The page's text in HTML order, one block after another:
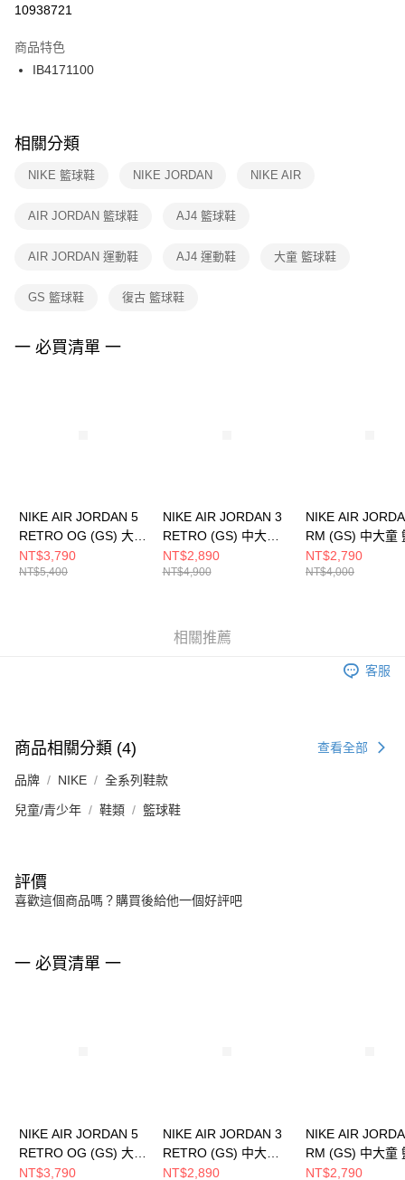
１．於結帳方式選擇「AFTEE先享後付」後，將跳轉至「AFTEE先享後付」
２．訂單成立數日內，您將收到繳費通知簡訊。
３．收到繳費通知簡訊後14天內，點擊此簡訊中的連結，可透過四大超商／
ATM／網路銀行／等多元方式進行付款，方視為交易完成。
※ 交易是否成功請以「AFTEE先享後付 」之結帳頁面顯示為準，若有關於
是否繳費成功／繳費後需取消欲退款等相關疑問，請聯繫「AFTEE先享後付
客戶支援中心」
https://netprotections.freshdesk.com/support/home
１．透過由恩沛科技股份有限公司提供之「AFTEE先享後付」服務完成之交
權轉讓予恩沛科技股份有限公司。
３．未成年的使用者請事先徵得法定代理人或監護人之同意方可使用
４．使用「AFTEE先享後付」時，將依據個別帳號之用戶狀況，依本公司即
每筆NT$100，滿NT$1,500(含以上)免運費
10938721
商品特色
IB4171100
相關分類
NIKE 籃球鞋 NIKE JORDAN NIKE AIR
AIR JORDAN 籃球鞋 AJ4 籃球鞋
AIR JORDAN 運動鞋 AJ4 運動鞋 大童 籃球鞋
GS 籃球鞋 復古 籃球鞋
一 必買清單 一
NIKE AIR JORDAN 5
RETRO OG (GS) 大童
籃球鞋 HQ7980100
NT$3,790
NT$5,400
NIKE AIR JORDAN 3
RETRO (GS) 中大童
籃球鞋 DM0967101
NT$2,890
NT$4,900
NIKE AIR
RM (GS) 中大童
鞋 FQ7938022
NT$2,790
NT$4,000
相關推薦
客服
商品相關分類 (4) 查看全部
品牌 NIKE 全系列鞋款
兒童/青少年 鞋類 籃球鞋
評價
喜歡這個商品嗎？購買後給他一個好評吧
一 必買清單 一
NIKE AIR JORDAN 5
RETRO OG (GS) 大童
籃球鞋 HQ7980100
NT$3,790
NIKE AIR JORDAN 3
RETRO (GS) 中大童
籃球鞋 DM0967101
NT$2,890
NIKE AIR
RM (GS) 中大童
鞋 FQ7938022
NT$2,790